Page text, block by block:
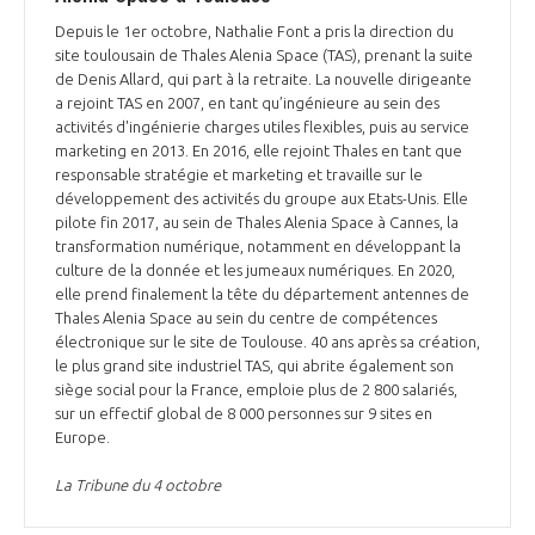
Depuis le 1er octobre, Nathalie Font a pris la direction du
site toulousain de Thales Alenia Space (TAS), prenant la suite
de Denis Allard, qui part à la retraite. La nouvelle dirigeante
a rejoint TAS en 2007, en tant qu’ingénieure au sein des
activités d'ingénierie charges utiles flexibles, puis au service
marketing en 2013. En 2016, elle rejoint Thales en tant que
responsable stratégie et marketing et travaille sur le
développement des activités du groupe aux Etats-Unis. Elle
pilote fin 2017, au sein de Thales Alenia Space à Cannes, la
transformation numérique, notamment en développant la
culture de la donnée et les jumeaux numériques. En 2020,
elle prend finalement la tête du département antennes de
Thales Alenia Space au sein du centre de compétences
électronique sur le site de Toulouse. 40 ans après sa création,
le plus grand site industriel TAS, qui abrite également son
siège social pour la France, emploie plus de 2 800 salariés,
sur un effectif global de 8 000 personnes sur 9 sites en
Europe.
La Tribune du 4 octobre